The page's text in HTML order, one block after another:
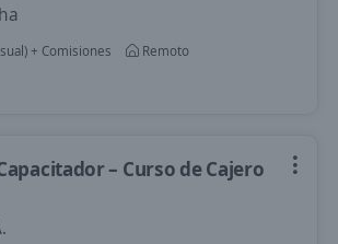
+ Comisiones
Remoto
– Curso de Cajero